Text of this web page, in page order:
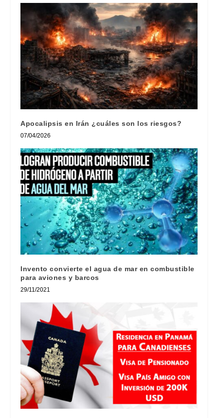
Apocalipsis en Irán ¿cuáles son los riesgos?
07/04/2026
Invento convierte el agua de mar en combustible
para aviones y barcos
29/11/2021